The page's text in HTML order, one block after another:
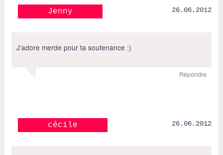
Jenny 26.06.2012
J’adore merde pour ta soutenance :)
Répondre
cécile 26.06.2012